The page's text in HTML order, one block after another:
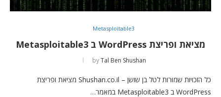
Metasploitable3
מציאת ופריצת WordPress ב Metasploitable3
byTal Ben Shushan
כל הזכויות שמורות לטל בן שושן – Shushan.co.il מציאת ופריצת
WordPress ב Metasploitable3 במאמר…